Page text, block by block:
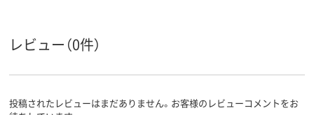
レビュー（0件）
投稿されたレビューはまだありません。お客様のレビューコメントをお